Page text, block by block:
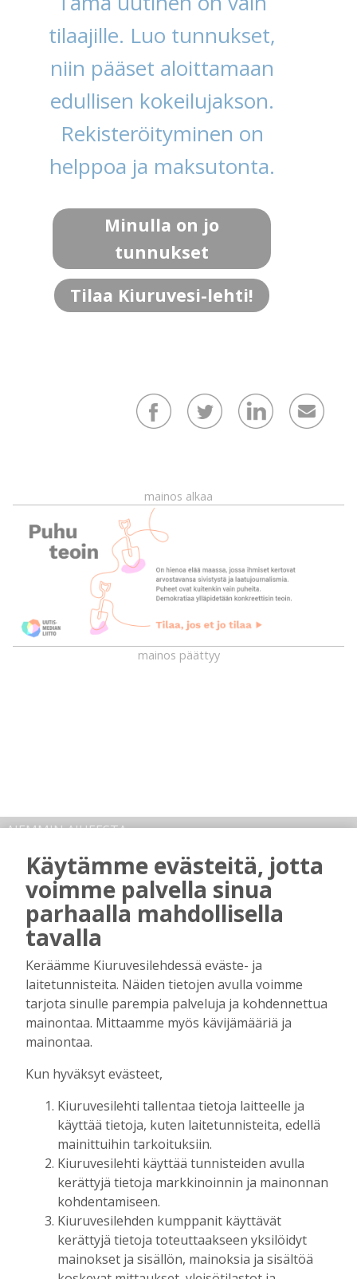
tilaajille. Luo tunnukset,
niin pääset aloittamaan
edullisen kokeilujakson.
Rekisteröityminen on
helppoa ja maksutonta.
Minulla on jo
tunnukset
Tilaa Kiuruvesi-lehti!
mainos alkaa
mainos päättyy
AIEMMIN AIHEESTA
Kansalaisopiston ja Harkka-kerhojen
uudet lukuvuodet ovat alkamassa –
rehtori Maija-Leena Kemppaisella on
kuitenkin myös huolenaiheita
tulevaisuudesta
Tilaajille
Aku Laatikainen 7.8.2026 09:00
Uuden televisiosarjan kuvauksissa käy
hyörinä – Katso kuvista, miltä
kuvauspaikalla Kiuruveden keskustassa
Tilaajille
Hanna Soini 31.7.2026 14:51
Kauppojen perustaminen maaseudulle
sallittiin 1860-luvun alussa – vähitellen
kaupanteko levittäytyi koko Kiuruvedelle
Tilaajille
Jouko Kokkonen
Perinteiset Eloajelut järjestetään ensi
viikolla – luvassa on jälleen monipuolista
ohjelmaa
Käytämme evästeitä, jotta
voimme palvella sinua
parhaalla mahdollisella
tavalla
Keräämme Kiuruvesilehdessä eväste- ja
laitetunnisteita. Näiden tietojen avulla voimme
tarjota sinulle parempia palveluja ja kohdennettua
mainontaa. Mittaamme myös kävijämääriä ja
mainontaa.
Kun hyväksyt evästeet,
Kiuruvesilehti tallentaa tietoja laitteelle ja
käyttää tietoja, kuten laitetunnisteita, edellä
mainittuihin tarkoituksiin.
Kiuruvesilehti käyttää tunnisteiden avulla
kerättyjä tietoja markkinoinnin ja mainonnan
kohdentamiseen.
Kiuruvesilehden kumppanit käyttävät
kerättyjä tietoja toteuttaakseen yksilöidyt
mainokset ja sisällön, mainoksia ja sisältöä